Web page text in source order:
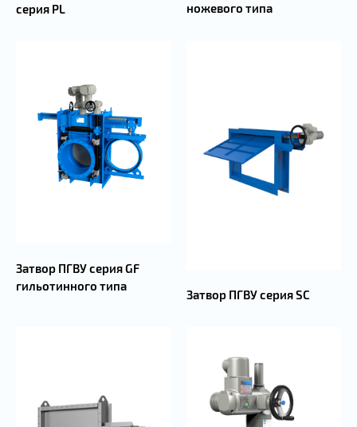
серия PL
ножевого типа
Затвор ПГВУ серия GF
гильотинного типа
Затвор ПГВУ серия SC